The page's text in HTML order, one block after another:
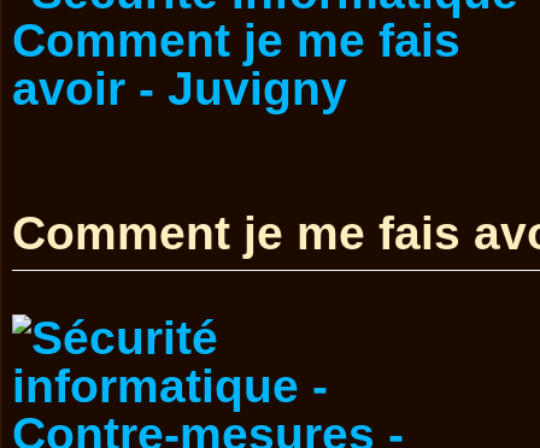
Comment je me fais